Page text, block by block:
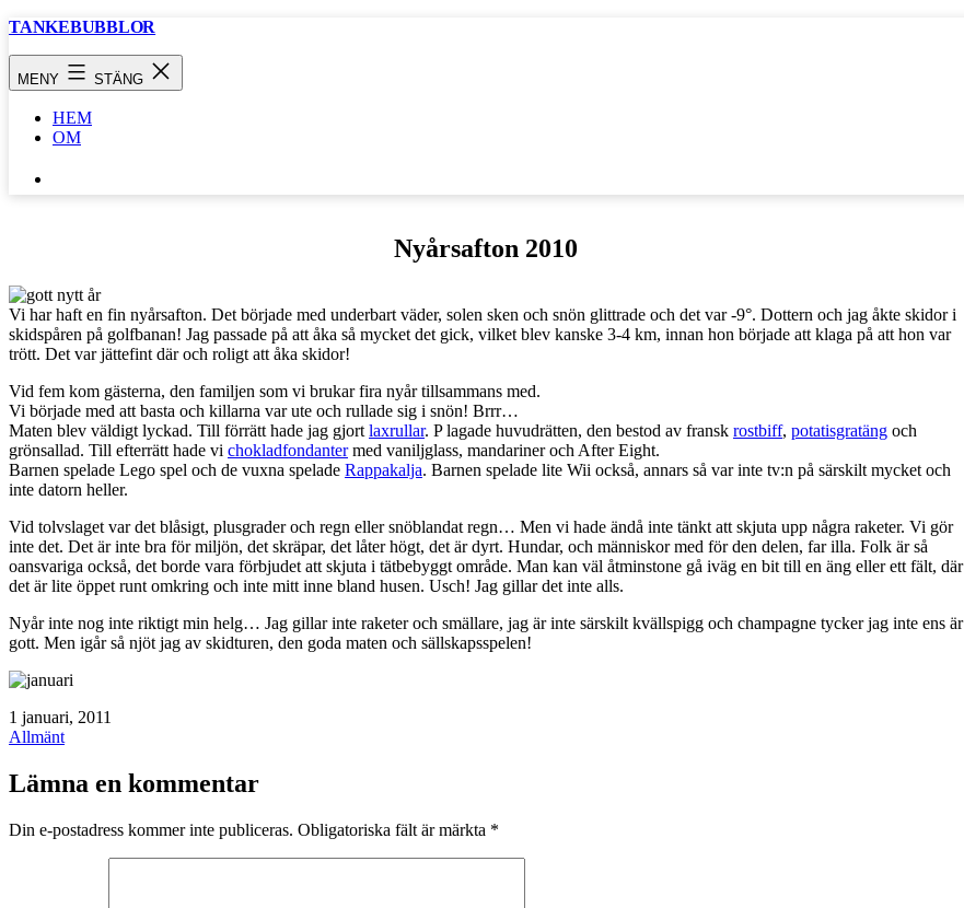
Hoppa
TANKEBUBBLOR
MENY STÄNG
HEM
OM
…
Nyårsafton 2010
Vi har haft en fin nyårsafton. Det började med underbart väder, solen sken och snön glittrade och det var -9°. Dottern och jag åkte skidor i
skidspåren på golfbanan! Jag passade på att åka så mycket det gick, vilket blev kanske 3-4 km, innan hon började att klaga på att hon var
trött. Det var jättefint där och roligt att åka skidor!
Vid fem kom gästerna, den familjen som vi brukar fira nyår tillsammans med.
Vi började med att basta och killarna var ute och rullade sig i snön! Brrr…
Maten blev väldigt lyckad. Till förrätt hade jag gjort laxrullar. P lagade huvudrätten, den bestod av fransk rostbiff, potatisgratäng och
grönsallad. Till efterrätt hade vi chokladfondantermed vaniljglass, mandariner och After Eight.
Barnen spelade Lego spel och de vuxna spelade Rappakalja. Barnen spelade lite Wii också, annars så var inte tv:n på särskilt mycket och
inte datorn heller.
Vid tolvslaget var det blåsigt, plusgrader och regn eller snöblandat regn… Men vi hade ändå inte tänkt att skjuta upp några raketer. Vi gör
inte det. Det är inte bra för miljön, det skräpar, det låter högt, det är dyrt. Hundar, och människor med för den delen, far illa. Folk är så
oansvariga också, det borde vara förbjudet att skjuta i tätbebyggt område. Man kan väl åtminstone gå iväg en bit till en äng eller ett fält, där
det är lite öppet runt omkring och inte mitt inne bland husen. Usch! Jag gillar det inte alls.
Nyår inte nog inte riktigt min helg… Jag gillar inte raketer och smällare, jag är inte särskilt kvällspigg och champagne tycker jag inte ens är
gott. Men igår så njöt jag av skidturen, den goda maten och sällskapsspelen!
Publicerat
den
1 januari, 2011
Kategoriserat
Allmänt
Lämna en kommentar
Din e-postadress kommer inte publiceras. Obligatoriska fält är märkta *